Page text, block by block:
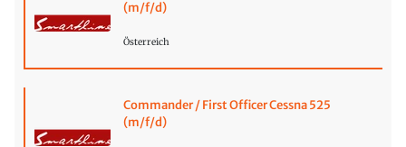
(m/f/d)
Österreich
Commander / First Officer Cessna 525
(m/f/d)